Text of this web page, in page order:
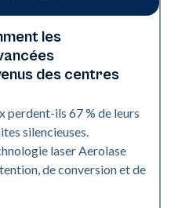
les
des centres
perdent-ils 67 % de leurs
silencieuses.
laser Aerolase
de conversion et de